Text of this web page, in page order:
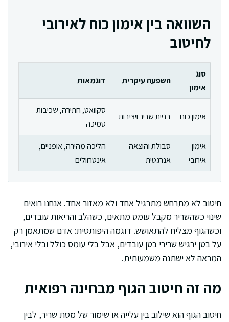
השוואה בין אימון כוח לאירובי
לחיטוב
סוג
אימון
השפעה עיקרית דוגמאות
אימון כוח בניית שריר ויציבות
סקוואט, חתירה, שכיבות
סמיכה
אימון
אירובי
סבולת והוצאה
אנרגטית
הליכה מהירה, אופניים,
אינטרוולים
חיטוב לא מתרחש מתרגיל אחד ולא מאזור אחד. אנחנו רואים
שינוי כשהשריר מקבל עומס מתאים, כשהלב והריאות עובדים,
וכשהגוף מצליח להתאושש. דוגמה היפותטית: אדם שמתאמן רק
על בטן ירגיש שרירי בטן עובדים, אבל בלי עומס כולל ובלי אירובי,
המראה לא ישתנה משמעותית.
מה זה חיטוב הגוף מבחינה רפואית
חיטוב הגוף הוא שילוב בין עלייה או שימור של מסת שריר, לבין